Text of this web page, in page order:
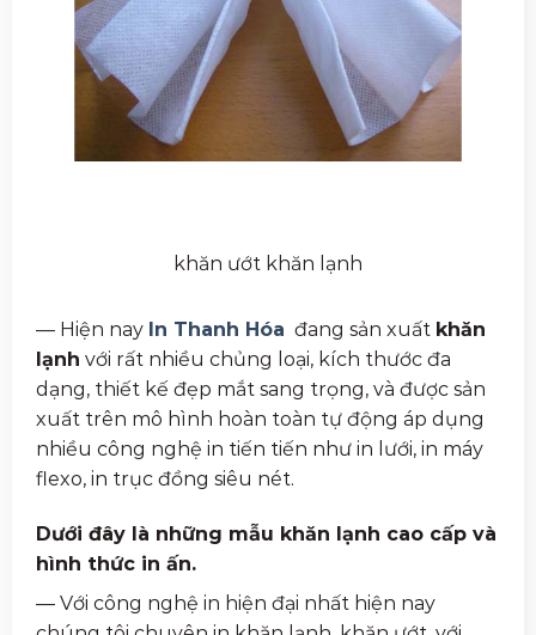
khăn ướt khăn lạnh
— Hiện nay In Thanh Hóa đang sản xuất khăn
lạnh với rất nhiều chủng loại, kích thước đa
dạng, thiết kế đẹp mắt sang trọng, và được sản
xuất trên mô hình hoàn toàn tự động áp dụng
nhiều công nghệ in tiến tiến như in lưới, in máy
flexo, in trục đồng siêu nét.
Dưới đây là những mẫu khăn lạnh cao cấp và
hình thức in ấn.
— Với công nghệ in hiện đại nhất hiện nay